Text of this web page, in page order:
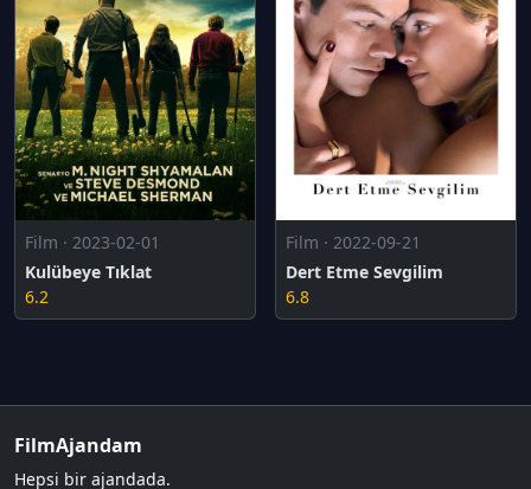
Film · 2023-02-01
Kulübeye Tıklat
6.2
Film · 2022-09-21
Dert Etme Sevgilim
6.8
FilmAjandam
Hepsi bir ajandada.